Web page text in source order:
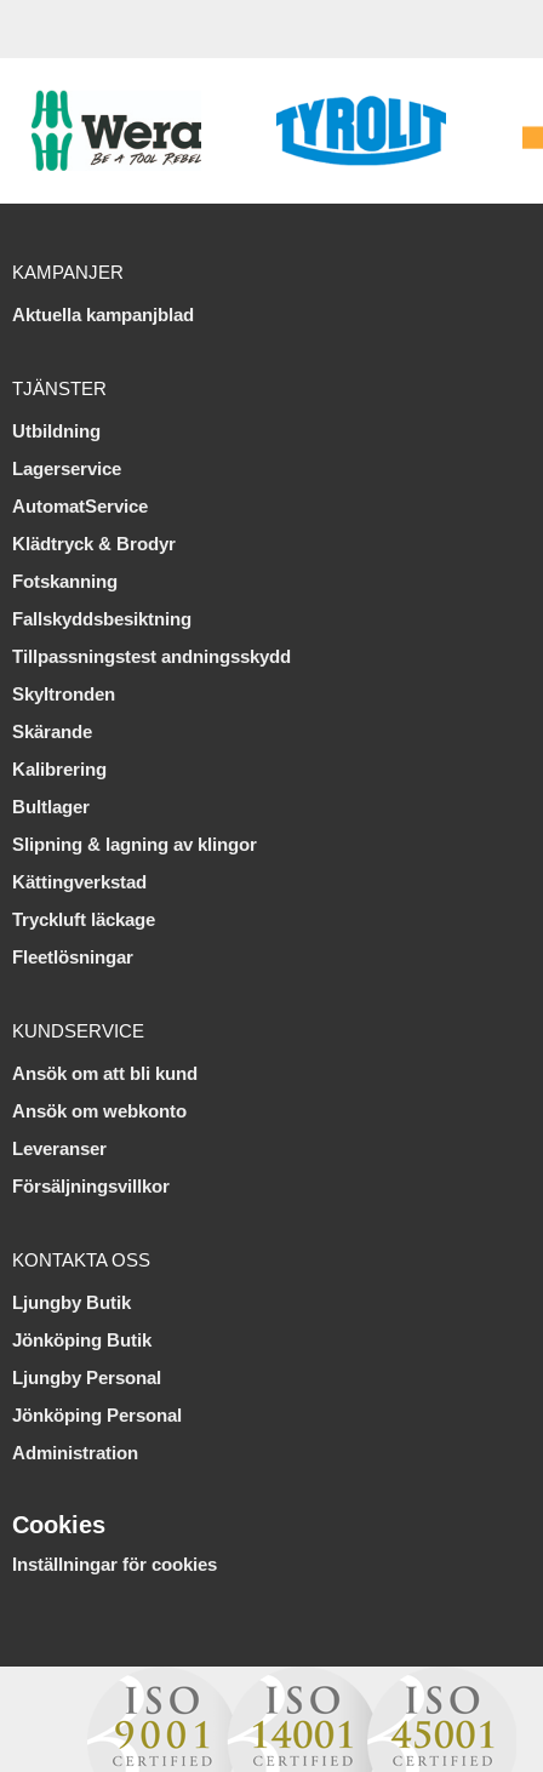
KAMPANJER
Aktuella kampanjblad
TJÄNSTER
Utbildning
Lagerservice
AutomatService
Klädtryck & Brodyr
Fotskanning
Fallskyddsbesiktning
Tillpassningstest andningsskydd
Skyltronden
Skärande
Kalibrering
Bultlager
Slipning & lagning av klingor
Kättingverkstad
Tryckluft läckage
Fleetlösningar
KUNDSERVICE
Ansök om att bli kund
Ansök om webkonto
Leveranser
Försäljningsvillkor
KONTAKTA OSS
Ljungby Butik
Jönköping Butik
Ljungby Personal
Jönköping Personal
Administration
Cookies
Inställningar för cookies